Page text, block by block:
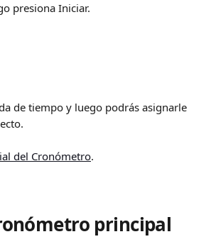
presiona Iniciar.
de tiempo y luego podrás asignarle
del Cronómetro.
principal